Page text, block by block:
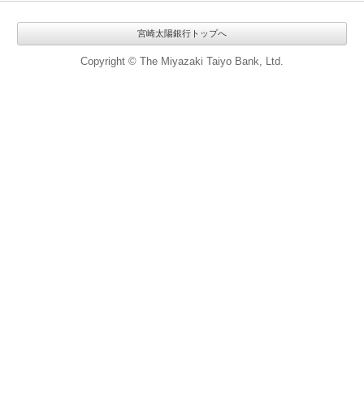
宮崎太陽銀行トップへ
Copyright © The Miyazaki Taiyo Bank, Ltd.